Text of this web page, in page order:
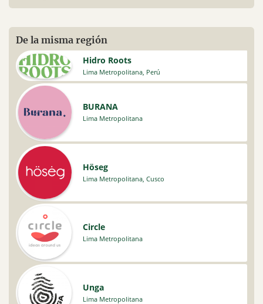
De la misma región
Hidro Roots
Lima Metropolitana, Perú
BURANA
Lima Metropolitana
Höseg
Lima Metropolitana, Cusco
Circle
Lima Metropolitana
Unga
Lima Metropolitana